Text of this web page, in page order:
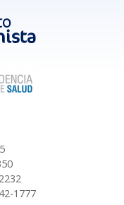
1777